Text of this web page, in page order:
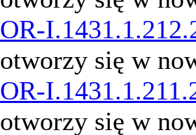
OR-
otworzy się w
OR-
otworzy się w